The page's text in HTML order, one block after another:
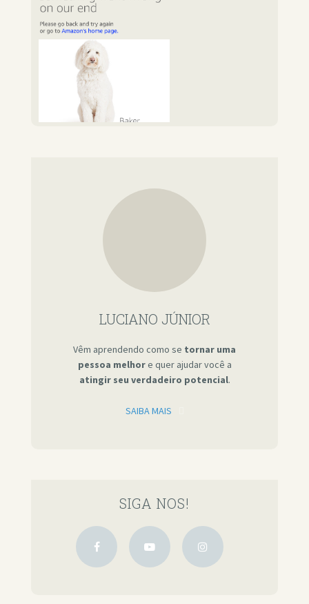
LUCIANO JÚNIOR
Vêm aprendendo como se tornar uma
pessoa melhore quer ajudar você a
atingir seu verdadeiro potencial.
SAIBA MAIS
SIGA NOS!